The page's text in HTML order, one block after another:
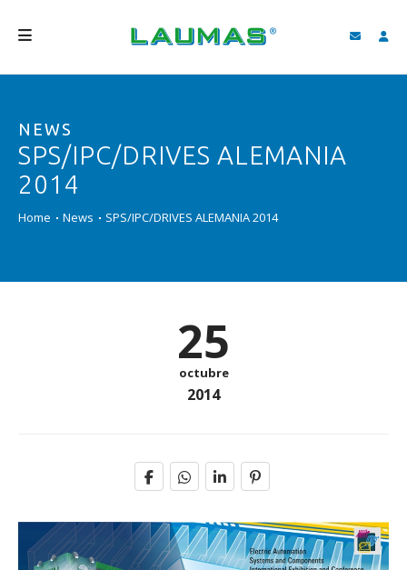
PRODUCTOS
SERVICIOS
BLOG
NEWS
SPS/IPC/DRIVES ALEMANIA
2014
Home News SPS/IPC/DRIVES ALEMANIA 2014
25
octubre
2014